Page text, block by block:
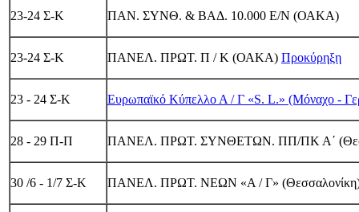
23-24 Σ-Κ ΠΑΝ. ΣΥΝΘ. & ΒΑΔ. 10.000 Ε/Ν (ΟΑΚΑ)
23-24 Σ-Κ ΠΑΝΕΛ. ΠΡΩΤ. Π / Κ (ΟΑΚΑ) Προκύρηξη
23 - 24 Σ-Κ Eυρωπαϊκό Κύπελλο Α / Γ «S. L.» (Μόναχο -
28 - 29 Π-Π ΠΑΝΕΛ. ΠΡΩΤ. ΣΥΝΘΕΤΩΝ. ΠΠ/ΠΚ Α΄
30 /6 - 1/7 Σ-Κ ΠΑΝΕΛ. ΠΡΩΤ. ΝΕΩΝ «Α / Γ»